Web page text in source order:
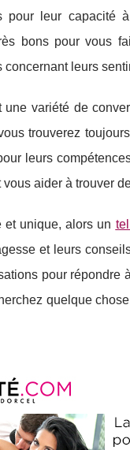
pour leur capacité
bons pour vous
leurs
variété de
trouverez
leurs
aider à trouver
et unique, alors un
et leurs
pour
quelque